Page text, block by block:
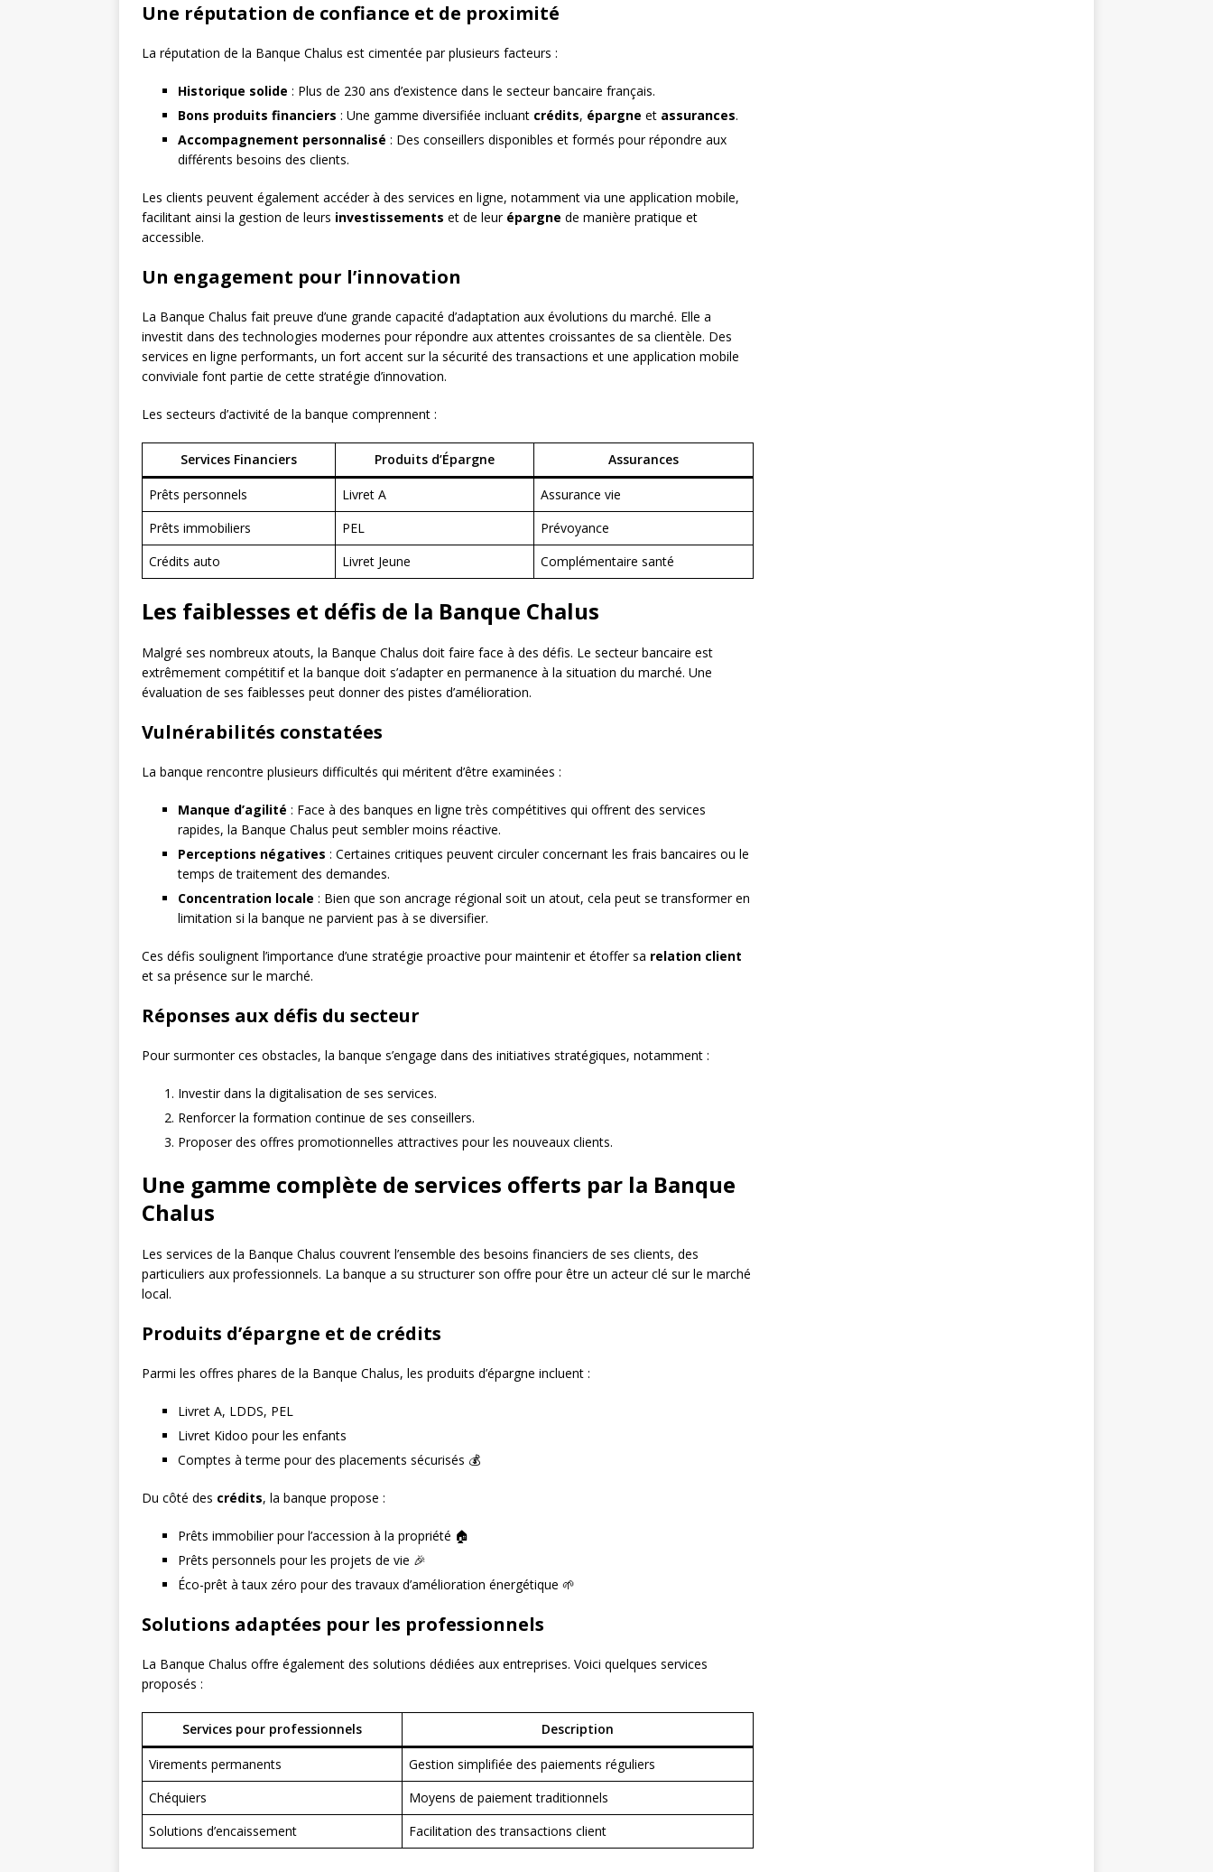
Une réputation de confiance et de proximité
La réputation de la Banque Chalus est cimentée par plusieurs facteurs :
Historique solide : Plus de 230 ans d’existence dans le secteur bancaire français.
Bons produits financiers : Une gamme diversifiée incluant crédits, épargne et assurances.
Accompagnement personnalisé : Des conseillers disponibles et formés pour répondre aux
différents besoins des clients.
Les clients peuvent également accéder à des services en ligne, notamment via une application mobile,
facilitant ainsi la gestion de leurs investissements et de leur épargne de manière pratique et
accessible.
Un engagement pour l’innovation
La Banque Chalus fait preuve d’une grande capacité d’adaptation aux évolutions du marché. Elle a
investit dans des technologies modernes pour répondre aux attentes croissantes de sa clientèle. Des
services en ligne performants, un fort accent sur la sécurité des transactions et une application mobile
conviviale font partie de cette stratégie d’innovation.
Les secteurs d’activité de la banque comprennent :
Services Financiers Produits d’Épargne Assurances
Prêts personnels Livret A
Assurance vie
Prêts immobiliers
PEL
Prévoyance
Crédits auto
Livret Jeune Complémentaire santé
Les faiblesses et défis de la Banque Chalus
Malgré ses nombreux atouts, la Banque Chalus doit faire face à des défis. Le secteur bancaire est
extrêmement compétitif et la banque doit s’adapter en permanence à la situation du marché. Une
évaluation de ses faiblesses peut donner des pistes d’amélioration.
Vulnérabilités constatées
La banque rencontre plusieurs difficultés qui méritent d’être examinées :
Manque d’agilité : Face à des banques en ligne très compétitives qui offrent des services
rapides, la Banque Chalus peut sembler moins réactive.
Perceptions négatives : Certaines critiques peuvent circuler concernant les frais bancaires ou le
temps de traitement des demandes.
Concentration locale : Bien que son ancrage régional soit un atout, cela peut se transformer en
limitation si la banque ne parvient pas à se diversifier.
Ces défis soulignent l’importance d’une stratégie proactive pour maintenir et étoffer sa relation client
et sa présence sur le marché.
Réponses aux défis du secteur
Pour surmonter ces obstacles, la banque s’engage dans des initiatives stratégiques, notamment :
Investir dans la digitalisation de ses services.
Renforcer la formation continue de ses conseillers.
Proposer des offres promotionnelles attractives pour les nouveaux clients.
Une gamme complète de services offerts par la Banque
Chalus
Les services de la Banque Chalus couvrent l’ensemble des besoins financiers de ses clients, des
particuliers aux professionnels. La banque a su structurer son offre pour être un acteur clé sur le marché
local.
Produits d’épargne et de crédits
Parmi les offres phares de la Banque Chalus, les produits d’épargne incluent :
Livret A, LDDS, PEL
Livret Kidoo pour les enfants
Comptes à terme pour des placements sécurisés 💰
Du côté des crédits, la banque propose :
Prêts immobilier pour l’accession à la propriété 🏠
Prêts personnels pour les projets de vie 🎉
Éco-prêt à taux zéro pour des travaux d’amélioration énergétique 🌱
Solutions adaptées pour les professionnels
La Banque Chalus offre également des solutions dédiées aux entreprises. Voici quelques services
proposés :
Services pour professionnels Description
Virements permanents
Gestion simplifiée des paiements réguliers
Chéquiers
Moyens de paiement traditionnels
Solutions d’encaissement
Facilitation des transactions client